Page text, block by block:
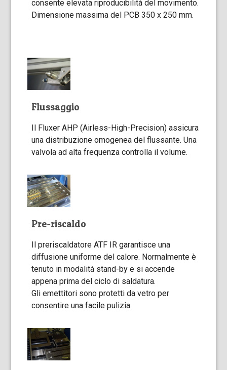
consente elevata riproducibilità del movimento.
Dimensione massima del PCB 350 x 250 mm.
Flussaggio
Il Fluxer AHP (Airless-High-Precision) assicura
una distribuzione omogenea del flussante. Una
valvola ad alta frequenza controlla il volume.
Pre-riscaldo
Il preriscaldatore ATF IR garantisce una
diffusione uniforme del calore. Normalmente è
tenuto in modalità stand-by e si accende
appena prima del ciclo di saldatura.
Gli emettitori sono protetti da vetro per
consentire una facile pulizia.